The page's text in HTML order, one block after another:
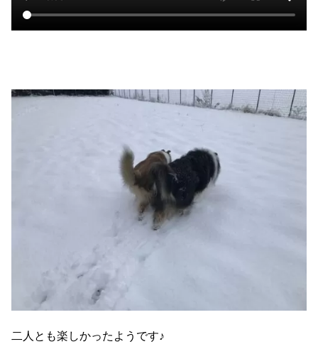
二人とも楽しかったようです♪